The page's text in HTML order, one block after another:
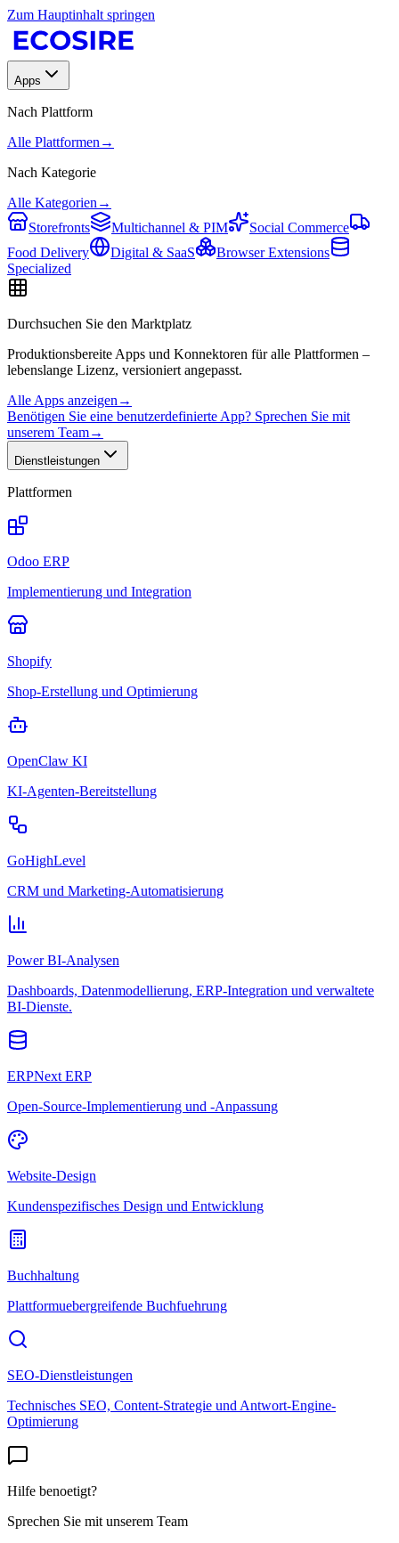
Zum Hauptinhalt springen
Apps
Nach Plattform
Alle Plattformen →
Nach Kategorie
Alle Kategorien →
Storefronts
Multichannel & PIM
Social Commerce
Food Delivery
Digital & SaaS
Browser Extensions
Specialized
Durchsuchen Sie den Marktplatz
Produktionsbereite Apps und Konnektoren für alle Plattformen –
lebenslange Lizenz, versioniert angepasst.
Alle Apps anzeigen →
Benötigen Sie eine benutzerdefinierte App? Sprechen Sie mit
unserem Team→
Dienstleistungen
Plattformen
Odoo ERP
Implementierung und Integration
Shopify
Shop-Erstellung und Optimierung
OpenClaw KI
KI-Agenten-Bereitstellung
GoHighLevel
CRM und Marketing-Automatisierung
Power BI-Analysen
Dashboards, Datenmodellierung, ERP-Integration und verwaltete
BI-Dienste.
ERPNext ERP
Open-Source-Implementierung und -Anpassung
Website-Design
Kundenspezifisches Design und Entwicklung
Buchhaltung
Plattformuebergreifende Buchfuehrung
SEO-Dienstleistungen
Technisches SEO, Content-Strategie und Antwort-Engine-
Optimierung
Hilfe benoetigt?
Sprechen Sie mit unserem Team